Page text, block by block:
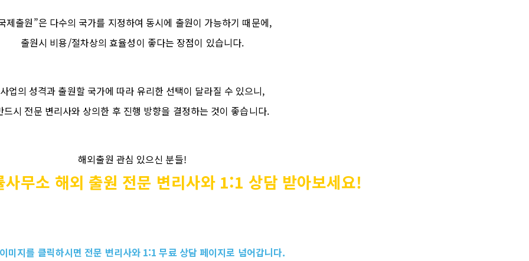
제출원”은 다수의 국가를 지정하여 동시에 출원이 가능하기 때문에,
출원시 비용/절차상의 효율성이 좋다는 장점이 있습니다.
사업의 성격과 출원할 국가에 따라 유리한 선택이 달라질 수 있으니,
드시 전문 변리사와 상의한 후 진행 방향을 결정하는 것이 좋습니다.
해외출원 관심 있으신 분들!
사무소 해외 출원 전문 변리사와 1:1 상담 받아보세요!
미지를 클릭하시면 전문 변리사와 1:1무료 상담 페이지로 넘어갑니다.